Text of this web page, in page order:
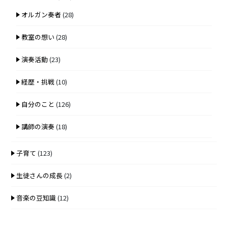
オルガン奏者 (28)
教室の想い (28)
演奏活動(23)
経歴・挑戦(10)
自分のこと (126)
講師の演奏(18)
子育て (123)
生徒さんの成長(2)
音楽の豆知識(12)